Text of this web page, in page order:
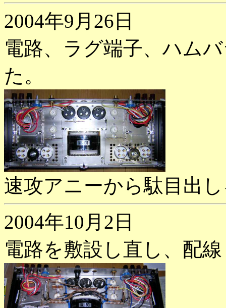
2004年9月26日
電路、ラグ端子、ハム
た。
速攻アニーから駄目出
2004年10月2日
電路を敷設し直し、配